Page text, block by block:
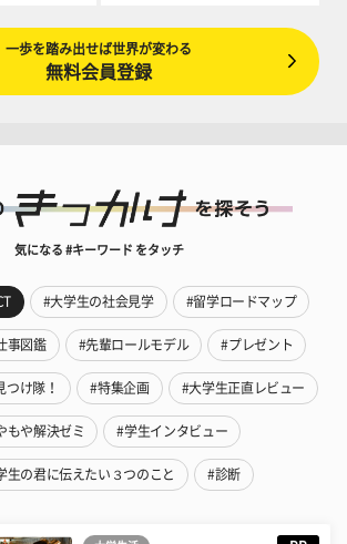
一歩を踏み出せば世界が変わる
無料会員登録
気になる #キーワード をタッチ
#大学生の社会見学 #留学ロードマップ
事図鑑 #先輩ロールモデル #プレゼント
つけ隊！ #特集企画 #大学生正直レビュー
もや解決ゼミ #学生インタビュー
生の君に伝えたい３つのこと #診断